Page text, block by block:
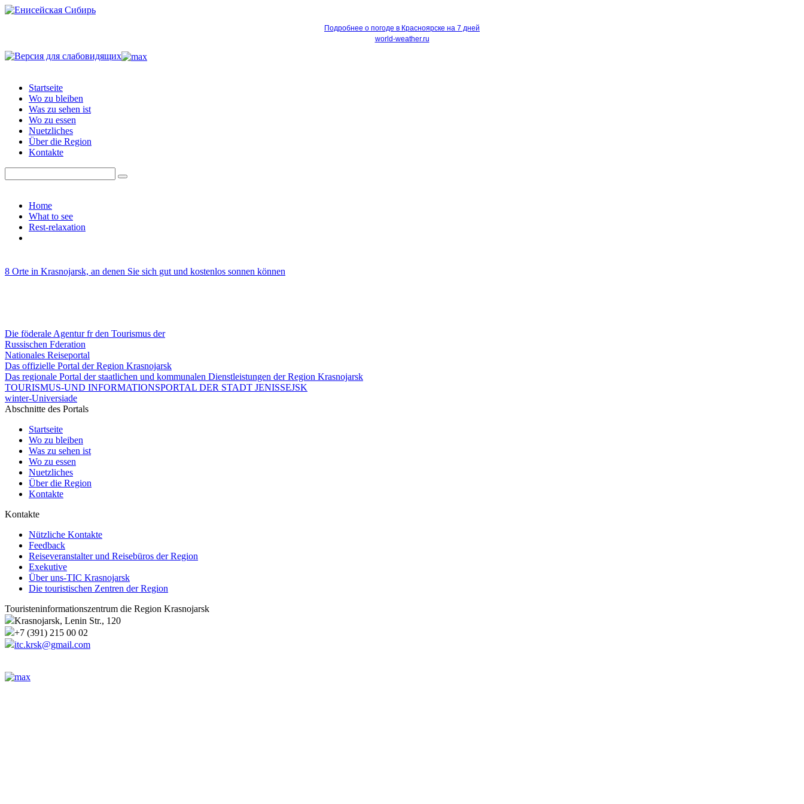
Подробнее о погоде в Красноярске на 7 дней
world-weather.ru
Startseite
Wo zu bleiben
Was zu sehen ist
Wo zu essen
Nuetzliches
Über die Region
Kontakte
Home
What to see
Rest-relaxation
8 Orte in Krasnojarsk, an denen Sie sich gut und kostenlos sonnen können
Die föderale Agentur fr den Tourismus der
Russischen Fderation
Nationales Reiseportal
Das offizielle Portal der Region Krasnojarsk
Das regionale Portal der staatlichen und kommunalen Dienstleistungen der Region Krasnojarsk
TOURISMUS-UND INFORMATIONSPORTAL DER STADT JENISSEJSK
winter-Universiade
Abschnitte des Portals
Startseite
Wo zu bleiben
Was zu sehen ist
Wo zu essen
Nuetzliches
Über die Region
Kontakte
Kontakte
Nützliche Kontakte
Feedback
Reiseveranstalter und Reisebüros der Region
Exekutive
Über uns-TIC Krasnojarsk
Die touristischen Zentren der Region
Touristeninformationszentrum die Region Krasnojarsk
Krasnojarsk, Lenin Str., 120
+7 (391) 215 00 02
itc.krsk@gmail.com